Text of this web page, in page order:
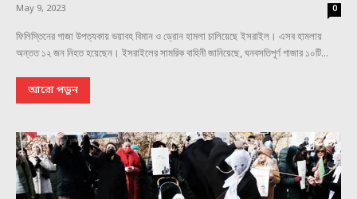
May 9, 2023 0
ফিলিস্তিনের গাজা উপত্যকায় ভয়াবহ বিমান ও ড্রোন হামলা চালিয়েছে ইসরাইল। এসব হামলায়
অন্তত ১২ জন নিহত হয়েছেন। ইসরাইলের সামরিক বাহিনী জানিয়েছে, ঘনবসতিপূর্ণ গাজার ১০টি...
আরো পড়ুন